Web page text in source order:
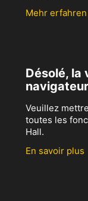
Mehr erfahren
Désolé, la
Veuillez
toutes les
Hall.
En savoir plus